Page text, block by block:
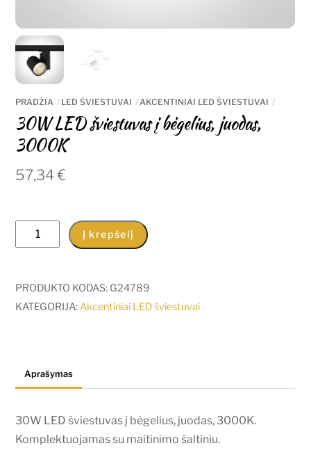
PRADŽIA LED ŠVIESTUVAI AKCENTINIAI LED ŠVIESTUVAI
30W LED šviestuvas į bėgelius, juodas,
3000K
57,34€
produkto
kiekis:
LED
šviestuvas
3000K
Į krepšelį
PRODUKTO KODAS: G24789
KATEGORIJA:Akcentiniai LED šviestuvai
Aprašymas
30W LED šviestuvas į bėgelius, juodas, 3000K.
Komplektuojamas su maitinimo šaltiniu.